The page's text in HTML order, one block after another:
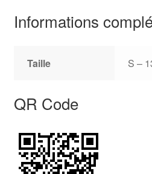
Informations
Taille S –
QR Code